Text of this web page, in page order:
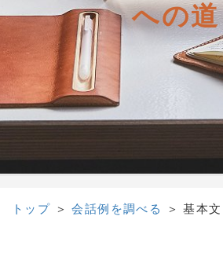
への道
トップ ＞会話例を調べる ＞基本